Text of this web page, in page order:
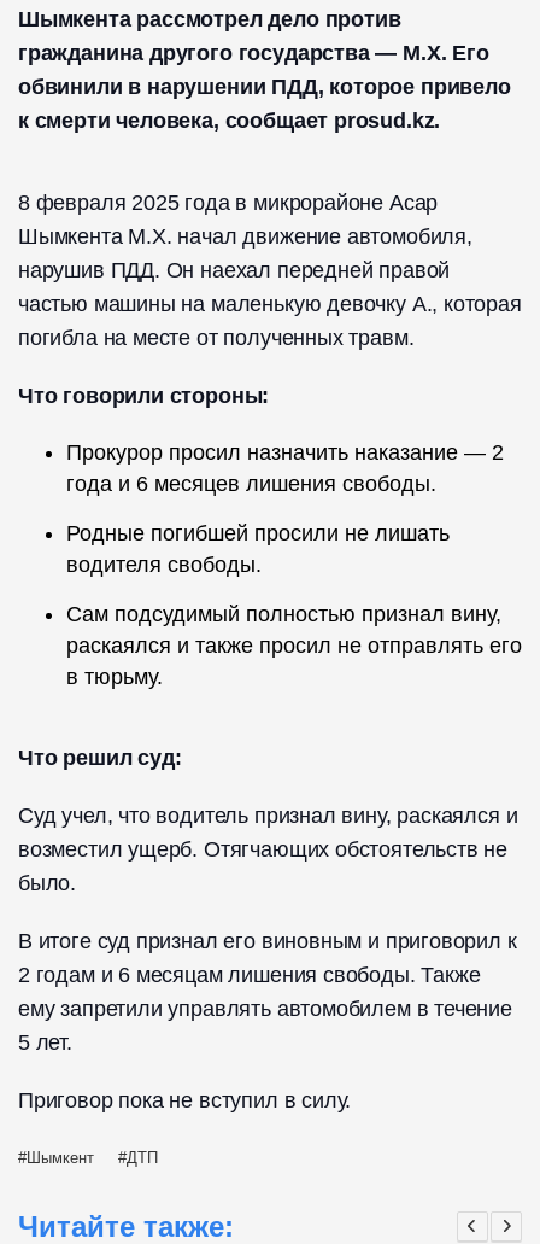
Шымкента рассмотрел дело против
гражданина другого государства — М.Х. Его
обвинили в нарушении ПДД, которое привело
к смерти человека, сообщает prosud.kz.
8 февраля 2025 года в микрорайоне Асар
Шымкента М.Х. начал движение автомобиля,
нарушив ПДД. Он наехал передней правой
частью машины на маленькую девочку А., которая
погибла на месте от полученных травм.
Что говорили стороны:
Прокурор просил назначить наказание — 2
года и 6 месяцев лишения свободы.
Родные погибшей просили не лишать
водителя свободы.
Сам подсудимый полностью признал вину,
раскаялся и также просил не отправлять его
в тюрьму.
Что решил суд:
Суд учел, что водитель признал вину, раскаялся и
возместил ущерб. Отягчающих обстоятельств не
было.
В итоге суд признал его виновным и приговорил к
2 годам и 6 месяцам лишения свободы. Также
ему запретили управлять автомобилем в течение
5 лет.
Приговор пока не вступил в силу.
Шымкент ДТП
Читайте также: